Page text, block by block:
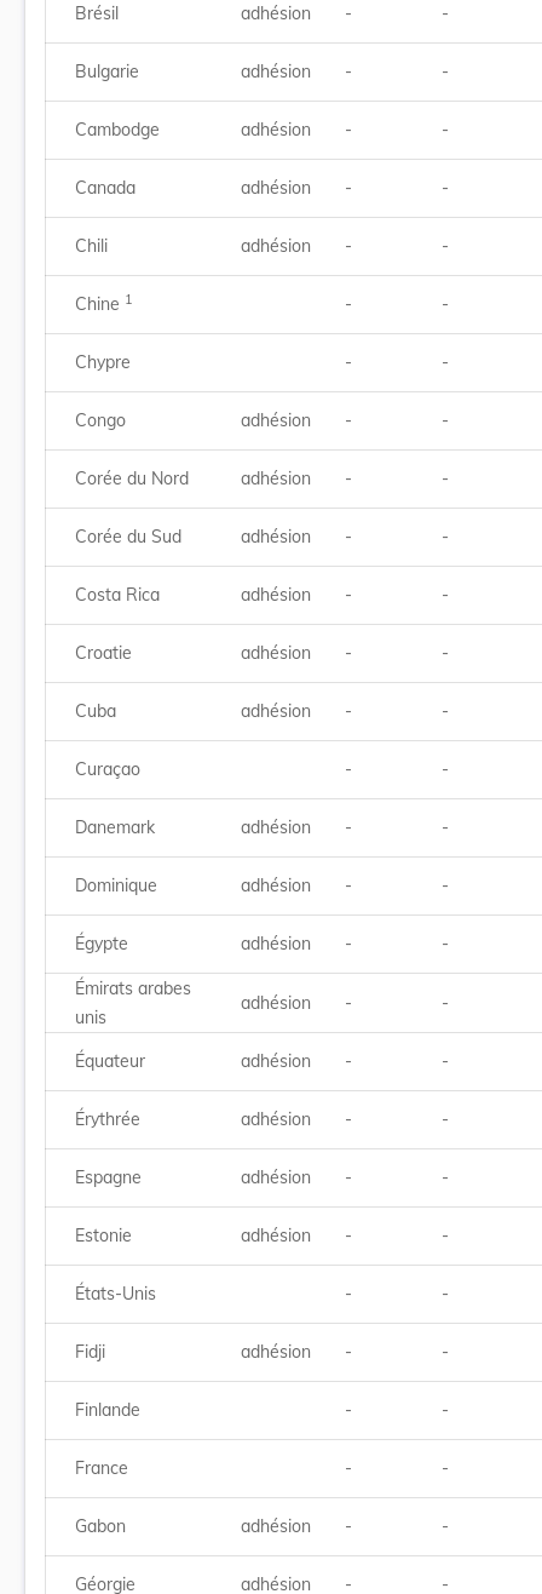
Brésil adhésion - -
Bulgarie adhésion - -
Cambodge adhésion - -
Canada adhésion - -
Chili adhésion - -
Chine 1 - -
Chypre - -
Congo adhésion - -
Corée du Nord adhésion - -
Corée du Sud adhésion - -
Costa Rica adhésion - -
Croatie adhésion - -
Cuba adhésion - -
Curaçao - -
Danemark adhésion - -
Dominique adhésion - -
Égypte adhésion - -
Émirats arabes
unis
adhésion - -
Équateur adhésion - -
Érythrée adhésion - -
Espagne adhésion - -
Estonie adhésion - -
États-Unis - -
Fidji adhésion - -
Finlande - -
France - -
Gabon adhésion - -
Géorgie adhésion - -